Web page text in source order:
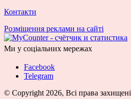
Контакти
Розміщення реклами на сайті
Ми у соціальних мережах
Facebook
Telegram
© Copyright 2026, Всі права захищені